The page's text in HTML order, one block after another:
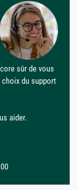
sûr de vous
du support
aider.